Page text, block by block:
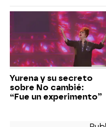
Yurena y su secreto
sobre No cambié:
“Fue un experimento”